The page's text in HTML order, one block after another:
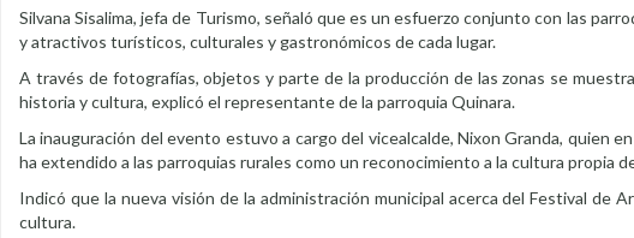
Silvana Sisalima, jefa de Turismo, señaló que es un esfuerzo conjunto con las
y atractivos turísticos, culturales y gastronómicos de cada lugar.
A través de fotografías, objetos y parte de la producción de las zonas se
historia y cultura, explicó el representante de la parroquia Quinara.
La inauguración del evento estuvo a cargo del vicealcalde, Nixon Granda, quien
ha extendido a las parroquias rurales como un reconocimiento a la cultura propia
Indicó que la nueva visión de la administración municipal acerca del Festival
cultura.